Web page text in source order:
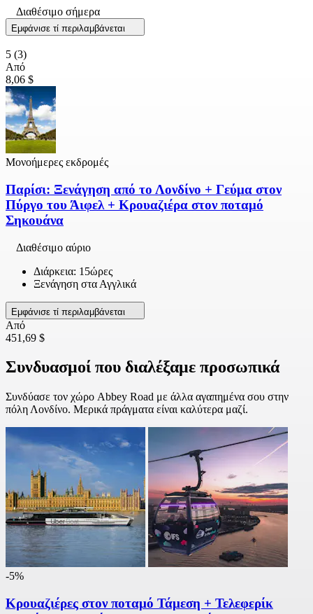
Διαθέσιμο σήμερα
Εμφάνισε τί περιλαμβάνεται
5 (3)
Από
8,06 $
Μονοήμερες εκδρομές
Παρίσι: Ξενάγηση από το Λονδίνο + Γεύμα στον
Πύργο του Άιφελ + Κρουαζιέρα στον ποταμό
Σηκουάνα
Διαθέσιμο αύριο
Διάρκεια: 15ώρες
Ξενάγηση στα Αγγλικά
Εμφάνισε τί περιλαμβάνεται
Από
451,69 $
Συνδυασμοί που διαλέξαμε προσωπικά
Συνδύασε τον χώρο Abbey Road με άλλα αγαπημένα σου στην
πόλη Λονδίνο. Μερικά πράγματα είναι καλύτερα μαζί.
-5%
Κρουαζιέρες στον ποταμό Τάμεση + Τελεφερίκ